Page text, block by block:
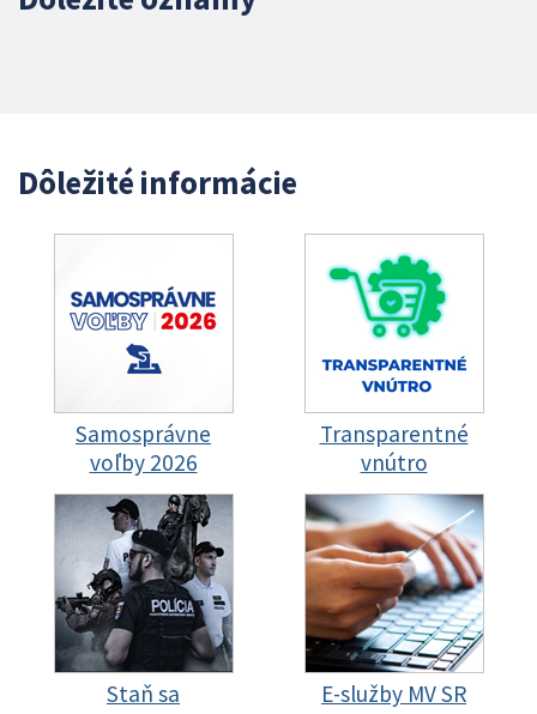
Dôležité informácie
Samosprávne
voľby 2026
Transparentné
vnútro
Staň sa
E-služby MV SR